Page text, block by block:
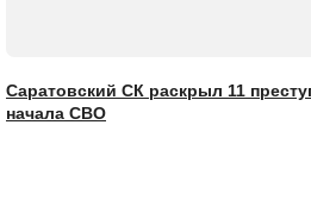
Саратовский СК раскрыл 11
начала СВО